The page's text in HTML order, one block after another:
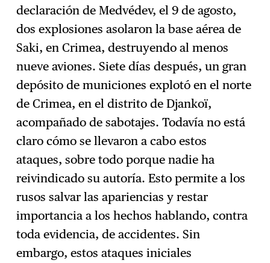
declaración de Medvédev, el 9 de agosto,
dos explosiones asolaron la base aérea de
Saki, en Crimea, destruyendo al menos
nueve aviones. Siete días después, un gran
depósito de municiones explotó en el norte
de Crimea, en el distrito de Djankoï,
acompañado de sabotajes. Todavía no está
claro cómo se llevaron a cabo estos
ataques, sobre todo porque nadie ha
reivindicado su autoría. Esto permite a los
rusos salvar las apariencias y restar
importancia a los hechos hablando, contra
toda evidencia, de accidentes. Sin
embargo, estos ataques iniciales